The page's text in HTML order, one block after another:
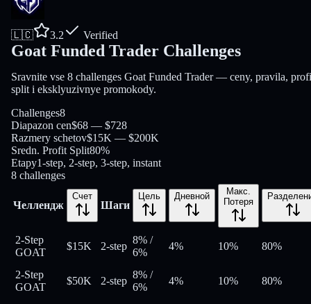
🇱🇨 3.2 Verified
Goat Funded Trader Challenges
Sravnite vse 8 challenges Goat Funded Trader — ceny, pravila,
split i eksklyuzivnye promokody.
Challenges8
Diapazon cen$68 — $728
Razmery schetov$15K — $200K
Sredn. Profit Split80%
Etapy1-step, 2-step, 3-step, instant
8 challenges
Челлендж
Счет
Шаги
Цель Дневной
Макс.
Потеря
2-Step
GOAT
$15K 2-step
8% /
6%
4% 10% 80%
2-Step
GOAT
$50K 2-step
8% /
6%
4% 10% 80%